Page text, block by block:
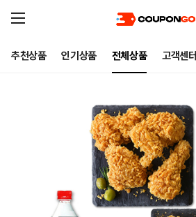
추천상품 인기상품 전체상품 고객센터